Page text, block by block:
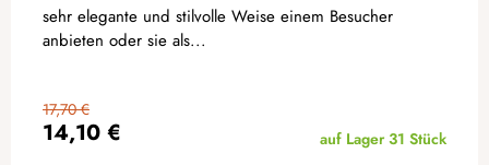
14,10 €
17,70 €
auf Lager 31 Stück
sehr elegante und stilvolle Weise einem Besucher
anbieten oder sie als...